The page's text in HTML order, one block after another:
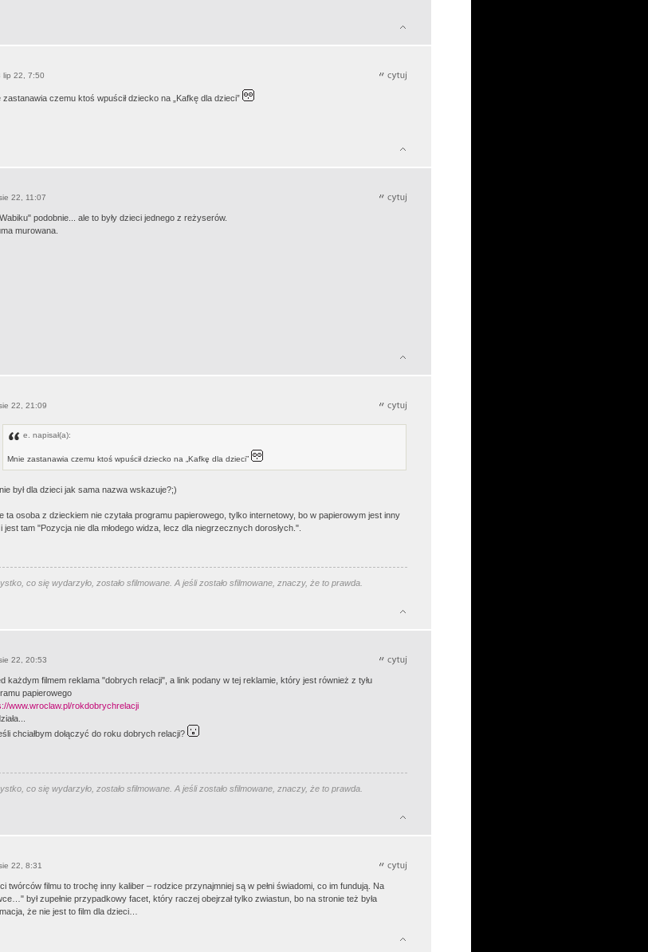
lip 22, 7:50
zastanawia czemu ktoś wpuścił dziecko na „Kafkę dla dzieci”
22, 11:07
podobnie... ale to były dzieci jednego z reżyserów.
murowana.
22, 21:09
e. napisał(a):
Mnie zastanawia czemu ktoś wpuścił dziecko na „Kafkę dla dzieci”
był dla dzieci jak sama nazwa wskazuje?;)
ta osoba z dzieckiem nie czytała programu papierowego, tylko internetowy, bo w papierowym jest inny
jest tam "Pozycja nie dla młodego widza, lecz dla niegrzecznych dorosłych.".
co się wydarzyło, zostało sfilmowane. A jeśli zostało sfilmowane, znaczy, że to prawda.
22, 20:53
każdym filmem reklama "dobrych relacji", a link podany w tej reklamie, który jest również z tyłu
papierowego
www.wroclaw.pl/rokdobrychrelacji
chciałbym dołączyć do roku dobrych relacji?
co się wydarzyło, zostało sfilmowane. A jeśli zostało sfilmowane, znaczy, że to prawda.
22, 8:31
twórców filmu to trochę inny kaliber – rodzice przynajmniej są w pełni świadomi, co im fundują. Na
był zupełnie przypadkowy facet, który raczej obejrzał tylko zwiastun, bo na stronie też była
że nie jest to film dla dzieci…